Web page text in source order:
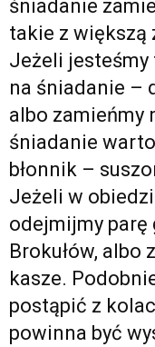
śniadanie
takie z większą
Jeżeli jesteśmy
na śniadanie –
albo zamieńmy
śniadanie
błonnik –
Jeżeli w
odejmijmy parę
Brokułów, albo
kasze.
postąpić z
powinna być